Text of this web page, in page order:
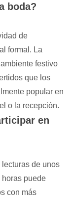
boda?
de
formal. La
festivo
que los
popular en
o la recepción.
en
de unos
horas puede
con más